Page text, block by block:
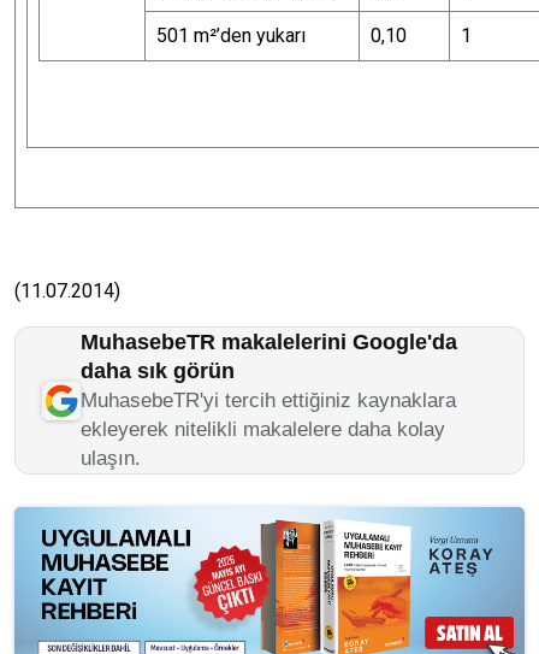
501 m²’den yukarı 0,10 1
(11.07.2014)
MuhasebeTR makalelerini Google'da
daha sık görün
MuhasebeTR'yi tercih ettiğiniz kaynaklara
ekleyerek nitelikli makalelere daha kolay
ulaşın.